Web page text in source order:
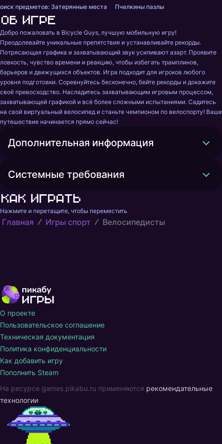
предметов: Затерянные места Пчелкины пазлы
Об игре
Добро пожаловать в Bicycle Guys‍‍, лучшую мобильную игру!
Преодолевайте уникальные препятствия и устанавливайте рекорды.
Потрясающая графика и захватывающий звук усиливают азарт. Проявите
ловкость, чувство времени и реакцию, чтобы избегать трамплинов,
барьеров и движущихся объектов. Игра подходит для игроков любого
уровня подготовки. Соревнуйтесь бесконечно, бейте рекорды и докажите
своё превосходство. Насладитесь захватывающим игровым процессом,
захватывающей графикой и всё более сложными испытаниями. Садитесь
на свой виртуальный велосипед и станьте чемпионом по велоспорту! Ваше
путешествие начинается прямо сейчас!
Дополнительная информация
Системные требования
Как играть
Нажмите и перетащите, чтобы переместить
Главная Игры спорт Велосипедисты
О проекте
Пользовательское соглашение
Техническая документация
Политика конфиденциальности
Как добавить игру
Пополнить Steam
На ресурсе games.pikabu.ru применяются рекомендательные
технологии